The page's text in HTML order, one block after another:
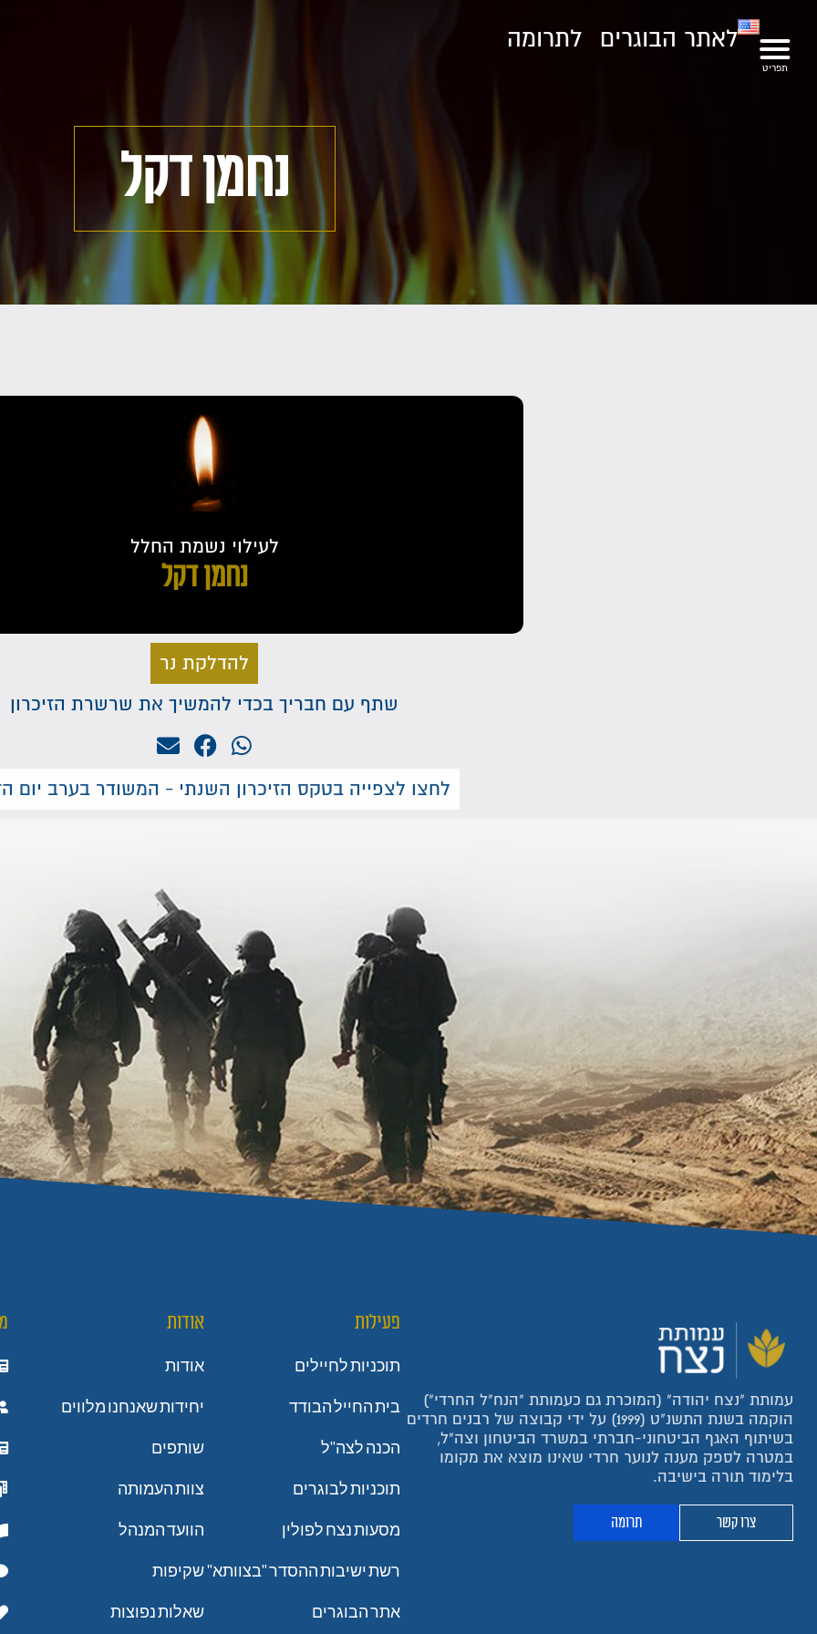
לאתר הבוגרים לתרומה
נחמן דקל
לעילוי נשמת החלל
נחמן דקל
להדלקת נר
שתף עם חבריך בכדי להמשיך את שרשרת הזיכרון
לחצו לצפייה בטקס הזיכרון השנתי - המשודר בערב יום
עמותת "נצח יהודה" (המוכרת גם כעמותת "הנח"ל החרדי")
הוקמה בשנת התשנ"ט (1999) על ידי קבוצה של רבנים חרדים
בשיתוף האגף הביטחוני-חברתי במשרד הביטחון וצה"ל,
במטרה לספק מענה לנוער חרדי שאינו מוצא את מקומו
בלימוד תורה בישיבה.
צרו קשר תרומה
פעילות
תוכניות לחיילים
בית החייל הבודד
הכנה לצה"ל
תוכניות לבוגרים
מסעות נצח לפולין
רשת ישיבות ההסדר "בצוותא"
אתר הבוגרים
אודות
אודות
יחידות שאנחנו מלווים
שותפים
צוות העמותה
הוועד המנהל
שקיפות
שאלות נפוצות